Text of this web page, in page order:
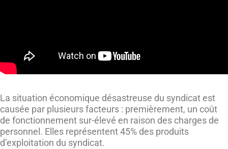
La situation économique désastreuse du syndicat est
causée par plusieurs facteurs : premièrement, un coût
de fonctionnement sur-élevé en raison des charges de
personnel. Elles représentent 45% des produits
d’exploitation du syndicat.